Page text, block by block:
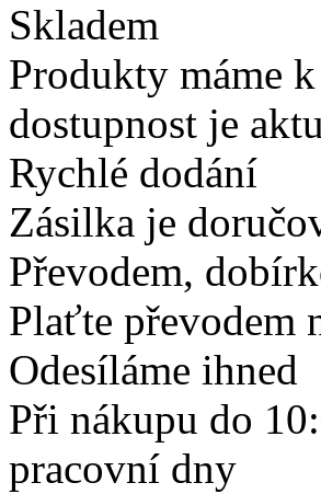
Skladem
Produkty máme
dostupnost je
Rychlé dodání
Zásilka je
Převodem,
Plaťte převodem
Odesíláme ihned
Při nákupu do
pracovní dny